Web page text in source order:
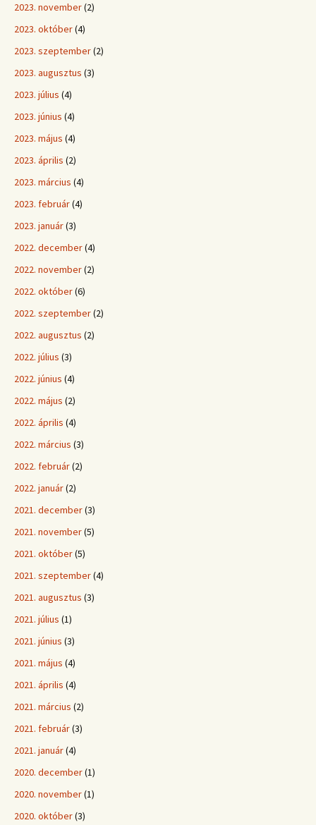
2023. november(2)
2023. október(4)
2023. szeptember(2)
2023. augusztus (3)
2023. július (4)
2023. június (4)
2023. május (4)
2023. április (2)
2023. március (4)
2023. február(4)
2023. január(3)
2022. december(4)
2022. november(2)
2022. október(6)
2022. szeptember(2)
2022. augusztus (2)
2022. július (3)
2022. június (4)
2022. május (2)
2022. április (4)
2022. március (3)
2022. február(2)
2022. január(2)
2021. december(3)
2021. november(5)
2021. október(5)
2021. szeptember(4)
2021. augusztus (3)
2021. július (1)
2021. június (3)
2021. május (4)
2021. április (4)
2021. március (2)
2021. február(3)
2021. január(4)
2020. december(1)
2020. november(1)
2020. október(3)